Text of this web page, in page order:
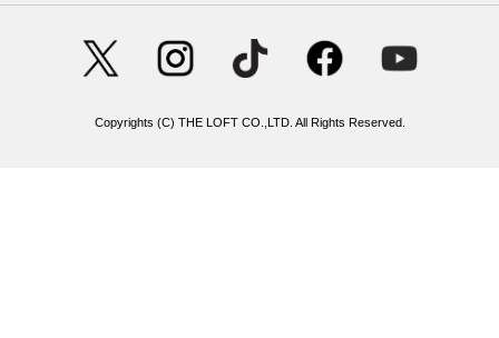
Copyrights (C) THE LOFT CO.,LTD. All Rights Reserved.